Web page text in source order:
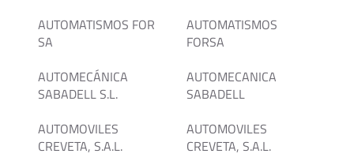
AUTOMATISMOS FOR
SA
AUTOMATISMOS
FORSA
AUTOMECÁNICA
SABADELL S.L.
AUTOMECANICA
SABADELL
AUTOMOVILES
CREVETA, S.A.L.
AUTOMOVILES
CREVETA, S.A.L.